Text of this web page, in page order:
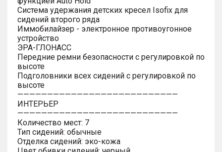
Система удержания детских кресел Isofix для
сидений второго ряда
Иммобилайзер - электронное противоугонное
устройство
ЭРА-ГЛОНАСС
Передние ремни безопасности с регулировкой по
высоте
Подголовники всех сидений с регулировкой по
высоте
———————————————————————————
ИНТЕРЬЕР
———————————————————————————
Количество мест: 7
Тип сидений: обычные
Отделка сидений: эко-кожа